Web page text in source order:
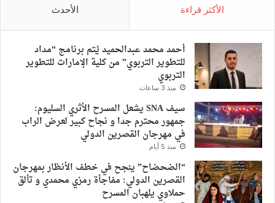
الأكثر قراءة الأحدث
أحمد محمد عبدالحميد يُتم برنامج “مداد
للتطوير التربوي” من كلية الإمارات للتطوير
التربوي
منذ 3 ساعات
سيف SNA يشعل المسرح الأثري السليوم:
جمهور محترم جدا و نجاح كبير لعرض الراب
في مهرجان القصرين الدولي
منذ 5 أيام
“الضحضاح” ينجح في خطف الأنظار بمهرجان
القصرين الدولي: مفاجأة رمزي محمدي و تألق
حملاوي يلهبان المسرح